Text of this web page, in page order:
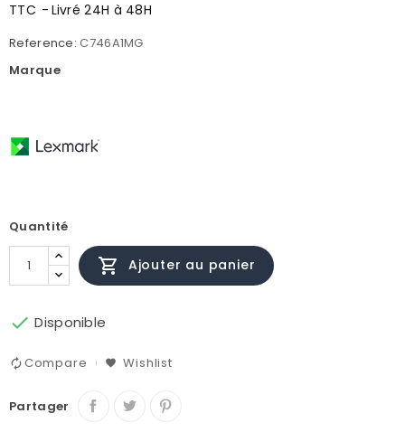
TTC Livré 24H à 48H
Reference: C746A1MG
Marque
Quantité
 Ajouter au panier
 Disponible
Compare Wishlist
Partager